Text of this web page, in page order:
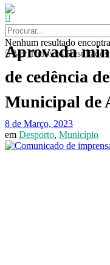
Nenhum resultado
Ver Todos os Resultados
Aprovada
de cedência
Municipal de
8 de Março, 2023
em Desporto, Município